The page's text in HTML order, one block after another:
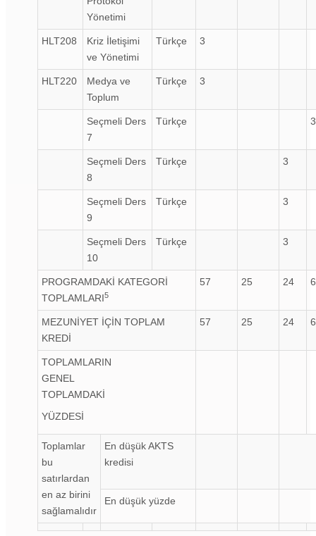
Yönetimi
HLT208
Kriz İletişimi
ve Yönetimi
Türkçe 3
HLT220
Medya ve
Toplum
Türkçe 3
Seçmeli Ders
7
Türkçe 3
Seçmeli Ders
8
Türkçe 3
Seçmeli Ders
9
Türkçe 3
Seçmeli Ders
10
Türkçe 3
PROGRAMDAKİ KATEGORİ
TOPLAMLARI5
57 25 24 6
MEZUNİYET İÇİN TOPLAM
KREDİ
57 25 24 6
TOPLAMLARIN
GENEL
TOPLAMDAKİ
YÜZDESİ
Toplamlar
bu
satırlardan
en az birini
sağlamalıdır
En düşük AKTS
kredisi
En düşük yüzde